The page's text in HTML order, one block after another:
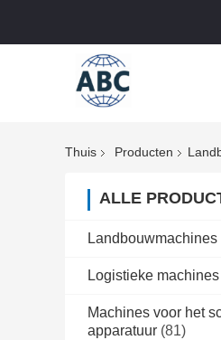
Thuis Producten
ALLE
Landbouwmachines
Logistieke machines
Machines voor het
apparatuur (81)